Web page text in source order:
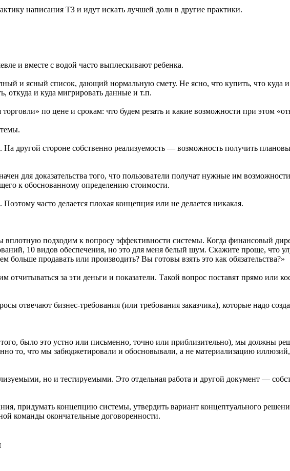
написания ТЗ и идут искать лучшей доли в другие практики.
и вместе с водой часто выплескивают ребенка.
и ясный список, дающий нормальную смету. Не ясно, что купить, что куда и
откуда и куда мигрировать данные и т.п.
по цене и срокам: что будем резать и какие возможности при этом
другой стороне собственно реализуемость — возможность получить
для доказательства того, что пользователи получат нужные им
к обоснованному определению стоимости.
часто делается плохая концепция или не делается никакая.
подходим к вопросу эффективности системы. Когда финансовый
10 видов обеспечения, но это для меня белый шум. Скажите проще, что
продавать или производить? Вы готовы взять это как обязательства?»
за эти деньги и показатели. Такой вопрос поставят прямо или
отвечают бизнес-требования (или требования заказчика), которые надо
было это устно или письменно, точно или приблизительно), мы должны
то, что мы забюджетировали и обосновывали, а не материализацию
но и тестируемыми. Это отдельная работа и другой документ —
придумать концепцию системы, утвердить вариант концептуального
команды окончательные договоренности.